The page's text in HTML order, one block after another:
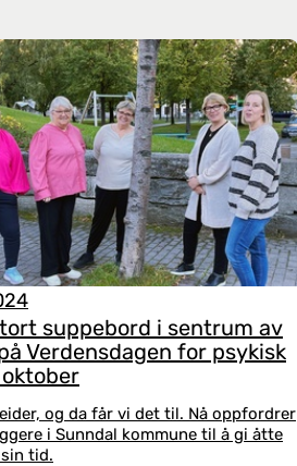
suppebord i sentrum av
Verdensdagen for psykisk
og da får vi det til. Nå oppfordrer
i Sunndal kommune til å gi åtte
tid.